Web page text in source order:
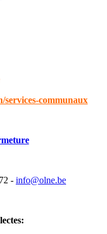
communaux
- info@olne.be